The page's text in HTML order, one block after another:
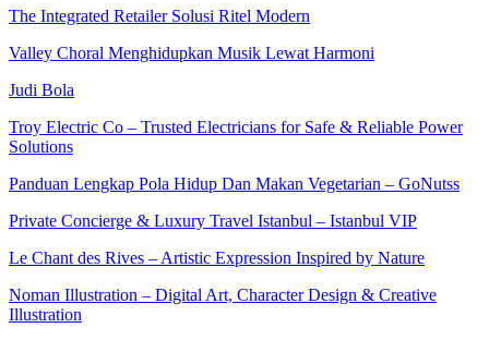
The Integrated Retailer Solusi Ritel Modern
Valley Choral Menghidupkan Musik Lewat Harmoni
Judi Bola
Troy Electric Co – Trusted Electricians for Safe & Reliable Power
Solutions
Panduan Lengkap Pola Hidup Dan Makan Vegetarian – GoNutss
Private Concierge & Luxury Travel Istanbul – Istanbul VIP
Le Chant des Rives – Artistic Expression Inspired by Nature
Noman Illustration – Digital Art, Character Design & Creative
Illustration